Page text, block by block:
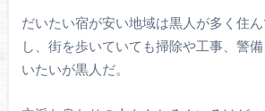
だいたい宿が安い地域は黒人が多く住
し、街を歩いていても掃除や工事、警
いたいが黒人だ。